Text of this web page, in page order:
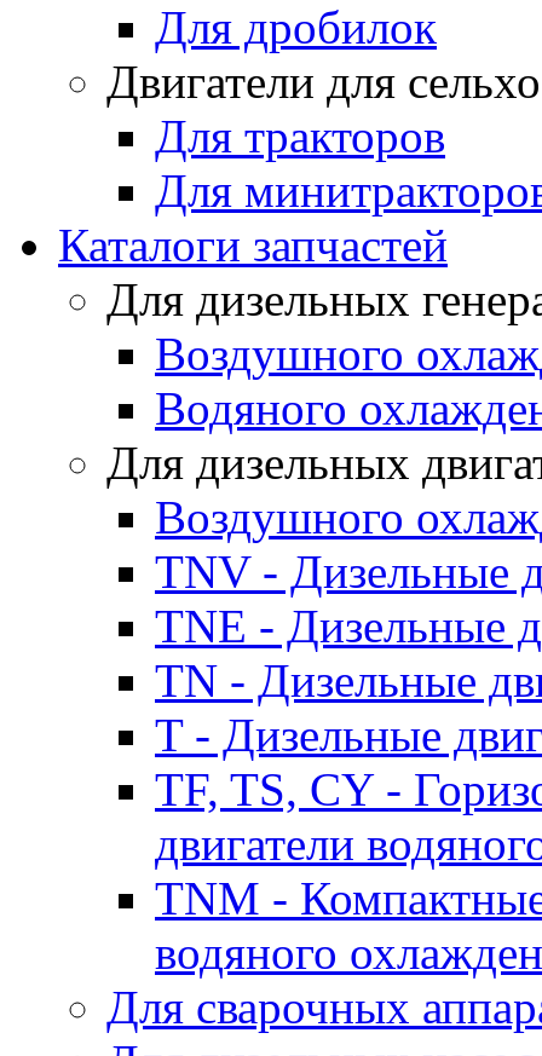
Для дробилок
Двигатели для
Для тракторов
Для
Каталоги запчастей
Для дизельных
Воздушного
Водяного
Для дизельных
Воздушного
TNV - Дизельные
TNE - Дизельные
TN - Дизельные
T - Дизельные
TF, TS, CY -
двигатели
TNM -
водяного
Для сварочных